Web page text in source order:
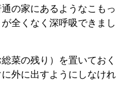
の家にあるようなこもっ
全くなく深呼吸できまし
菜の残り）を置いておく
外に出すようにしなけれ